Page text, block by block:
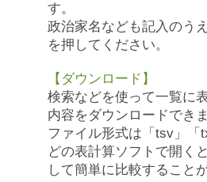
す。
政治家名なども記入のう
を押してください。
【ダウンロード】
検索などを使って一覧に
内容をダウンロードできま
ファイル形式は「tsv」「
どの表計算ソフトで開く
して簡単に比較すること